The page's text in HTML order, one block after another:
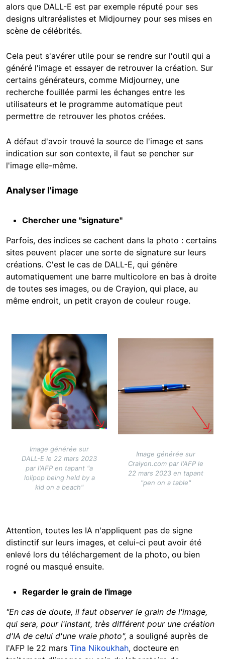
alors que DALL-E est par exemple réputé pour ses
designs ultraréalistes et Midjourney pour ses mises en
scène de célébrités.
Cela peut s'avérer utile pour se rendre sur l'outil qui a
généré l'image et essayer de retrouver la création. Sur
certains générateurs, comme Midjourney, une
recherche fouillée parmi les échanges entre les
utilisateurs et le programme automatique peut
permettre de retrouver les photos créées.
A défaut d'avoir trouvé la source de l'image et sans
indication sur son contexte, il faut se pencher sur
l'image elle-même.
Analyser l'image
Chercher une "signature"
Parfois, des indices se cachent dans la photo : certains
sites peuvent placer une sorte de signature sur leurs
créations. C'est le cas de DALL-E, qui génère
automatiquement une barre multicolore en bas à droite
de toutes ses images, ou de Crayion, qui place, au
même endroit, un petit crayon de couleur rouge.
Image générée sur
DALL-E le 22 mars 2023
par l'AFP en tapant "a
lolipop being held by a
kid on a beach"
Image générée sur
Craiyon.com par l'AFP le
22 mars 2023 en tapant
"pen on a table"
Attention, toutes les IA n'appliquent pas de signe
distinctif sur leurs images, et celui-ci peut avoir été
enlevé lors du téléchargement de la photo, ou bien
rogné ou masqué ensuite.
Regarder le grain de l'image
"En cas de doute, il faut observer le grain de l'image,
qui sera, pour l'instant, très différent pour une création
d'IA de celui d'une vraie photo", a souligné auprès de
l'AFP le 22 mars Tina Nikoukhah, docteure en